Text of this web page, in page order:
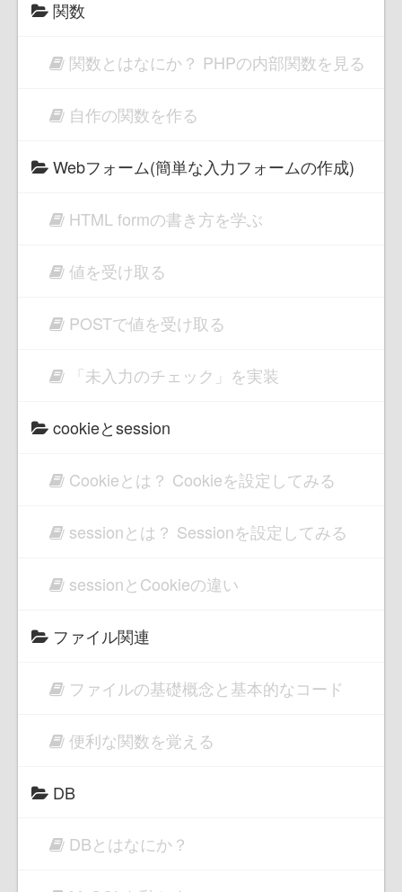
関数
関数とはなにか？ PHPの内部関数を見る
自作の関数を作る
Webフォーム(簡単な入力フォームの作成)
HTML formの書き方を学ぶ
値を受け取る
POSTで値を受け取る
「未入力のチェック」を実装
cookieとsession
Cookieとは？ Cookieを設定してみる
sessionとは？ Sessionを設定してみる
sessionとCookieの違い
ファイル関連
ファイルの基礎概念と基本的なコード
便利な関数を覚える
DB
DBとはなにか？